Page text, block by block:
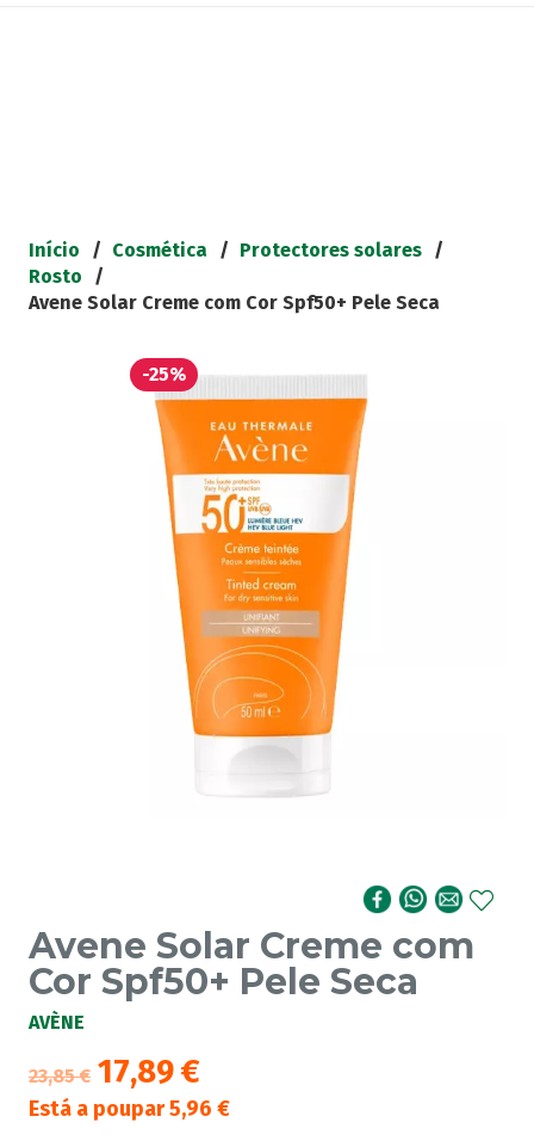
Início / Cosmética / Protectores solares /
Rosto
/
Avene Solar Creme com Cor Spf50+ Pele Seca
-25%
Avene Solar Creme com
Cor Spf50+ Pele Seca
AVÈNE
23,85€ 17,89€
Está a poupar5,96 €